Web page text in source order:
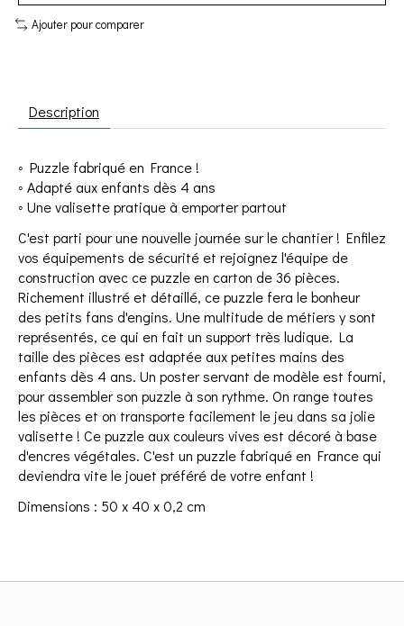
Ajouter pour comparer
Description
◦ Puzzle fabriqué en France !
◦ Adapté aux enfants dès 4 ans
◦ Une valisette pratique à emporter partout
C'est parti pour une nouvelle journée sur le chantier ! Enfilez
vos équipements de sécurité et rejoignez l'équipe de
construction avec ce puzzle en carton de 36 pièces.
Richement illustré et détaillé, ce puzzle fera le bonheur
des petits fans d'engins. Une multitude de métiers y sont
représentés, ce qui en fait un support très ludique. La
taille des pièces est adaptée aux petites mains des
enfants dès 4 ans. Un poster servant de modèle est fourni,
pour assembler son puzzle à son rythme. On range toutes
les pièces et on transporte facilement le jeu dans sa jolie
valisette ! Ce puzzle aux couleurs vives est décoré à base
d'encres végétales. C'est un puzzle fabriqué en France qui
deviendra vite le jouet préféré de votre enfant !
Dimensions : 50 x 40 x 0,2 cm